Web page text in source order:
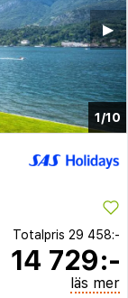
1/10
▶︎
Totalpris 29 458:-
14 729:-
läs mer